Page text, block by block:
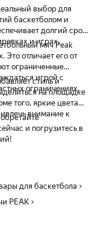
выбор для
баскетболом и
долгий срок
и играх.
мяч Peak
Это отличает его от
ограниченные
игрой с
ограничениях.
стиль и
на площадке
того, яркие цвета
внимание к
и погрузитесь в
для баскетбола
PEAK